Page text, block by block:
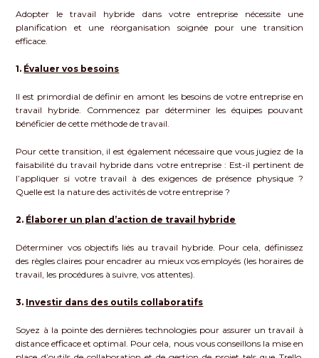
Adopter le travail hybride dans votre entreprise nécessite une
planification et une réorganisation soignée pour une transition
efficace.
1. Évaluer vos besoins
Il est primordial de définir en amont les besoins de votre entreprise en
travail hybride. Commencez par déterminer les équipes pouvant
bénéficier de cette méthode de travail.
Pour cette transition, il est également nécessaire que vous jugiez de la
faisabilité du travail hybride dans votre entreprise : Est-il pertinent de
l’appliquer si votre travail à des exigences de présence physique ?
Quelle est la nature des activités de votre entreprise ?
2. Élaborer un plan d’action de travail hybride
Déterminer vos objectifs liés au travail hybride. Pour cela, définissez
des règles claires pour encadrer au mieux vos employés (les horaires de
travail, les procédures à suivre, vos attentes).
3. Investir dans des outils collaboratifs
Soyez à la pointe des dernières technologies pour assurer un travail à
distance efficace et optimal. Pour cela, nous vous conseillons la mise en